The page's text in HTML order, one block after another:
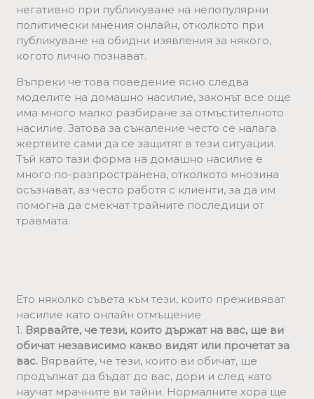
негативно при публикуване на непопулярни
политически мнения онлайн, отколкото при
публикуване на обидни изявления за някого,
когото лично познават.
Въпреки че това поведение ясно следва
моделите на домашно насилие, законът все още
има много малко разбиране за отмъстителното
насилие. Затова за съжаление често се налага
жертвите сами да се защитят в тези ситуации.
Тъй като тази форма на домашно насилие е
много по-разпространена, отколкото мнозина
осъзнават, аз често работя с клиенти, за да им
помогна да смекчат трайните последици от
травмата.
Ето няколко съвета към тези, които преживяват
насилие като онлайн отмъщение
1. Вярвайте, че тези, които държат на вас, ще ви
обичат независимо какво видят или прочетат за
вас. Вярвайте, че тези, които ви обичат, ще
продължат да бъдат до вас, дори и след като
научат мрачните ви тайни. Нормалните хора ще